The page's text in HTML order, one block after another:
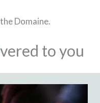
Domaine.
to you